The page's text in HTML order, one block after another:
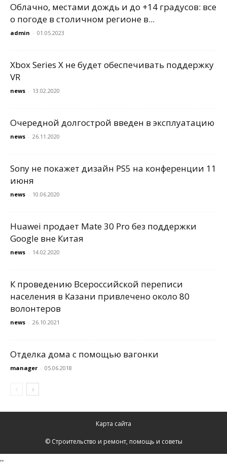
Облачно, местами дождь и до +14 градусов: все
о погоде в столичном регионе в...
admin - 01.05.2023
Xbox Series X не будет обеспечивать поддержку
VR
news - 13.02.2020
Очередной долгострой введен в эксплуатацию
news - 26.11.2020
Sony не покажет дизайн PS5 на конференции 11
июня
news - 10.06.2020
Huawei продает Mate 30 Pro без поддержки
Google вне Китая
news - 14.02.2020
К проведению Всероссийской переписи
населения в Казани привлечено около 80
волонтеров
news - 26.10.2021
Отделка дома с помощью вагонки
manager - 05.06.2018
Карта сайта
© Строительство и ремонт, помощь и советы